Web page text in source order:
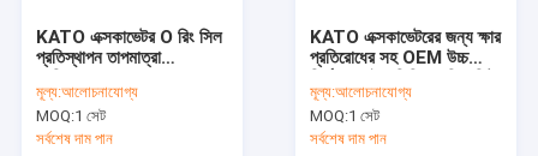
KATO এক্সকাভেটর O রিং সিল
প্রতিস্থাপন তাপমাত্রা
উপাদানের সাথে
মূল্য:আলোচনাযোগ্য
MOQ:1 সেট
সর্বশেষ দাম পান
KATO এক্সকাভেটরের জন্য ক্ষার
প্রতিরোধের সহ OEM উচ্চ
মূল্য:আলোচনাযোগ্য
MOQ:1 সেট
সর্বশেষ দাম পান